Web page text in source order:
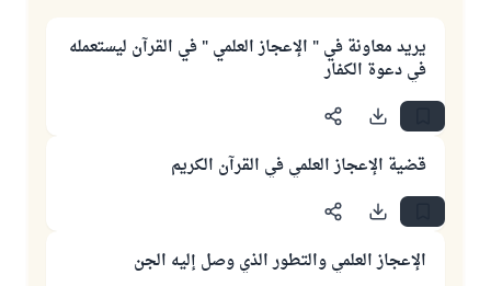
يريد معاونة في " الإعجاز العلمي " في القرآن ليستعمله
في دعوة الكفار
قضية الإعجاز العلمي في القرآن الكريم
الإعجاز العلمي والتطور الذي وصل إليه الجن